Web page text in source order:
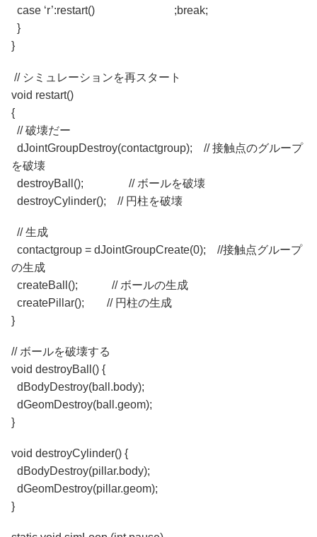
case ‘r’:restart() ;break;
}
}
// シミュレーションを再スタート
void restart()
{
// 破壊だー
dJointGroupDestroy(contactgroup); // 接触点のグループ
を破壊
destroyBall(); // ボールを破壊
destroyCylinder(); // 円柱を破壊
// 生成
contactgroup = dJointGroupCreate(0); //接触点グループ
の生成
createBall(); // ボールの生成
createPillar(); // 円柱の生成
}
// ボールを破壊する
void destroyBall() {
dBodyDestroy(ball.body);
dGeomDestroy(ball.geom);
}
void destroyCylinder() {
dBodyDestroy(pillar.body);
dGeomDestroy(pillar.geom);
}